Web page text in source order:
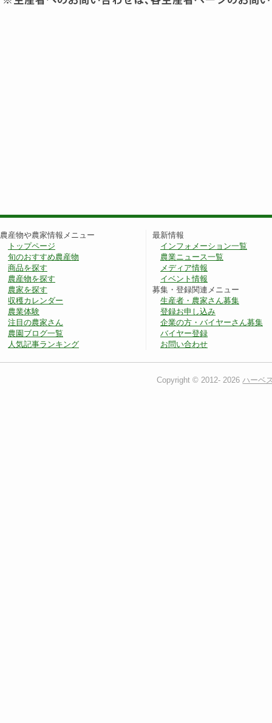
農産物や農家情報メニュー
トップページ
旬のおすすめ農産物
商品を探す
農産物を探す
農家を探す
収穫カレンダー
農業体験
注目の農家さん
農園ブログ一覧
人気記事ランキング
最新情報
インフォメーション一覧
農業ニュース一覧
メディア情報
イベント情報
募集・登録関連メニュー
生産者・農家さん募集
登録お申し込み
企業の方・バイヤーさん募集
バイヤー登録
お問い合わせ
Copyright © 2012-2026ハーベ